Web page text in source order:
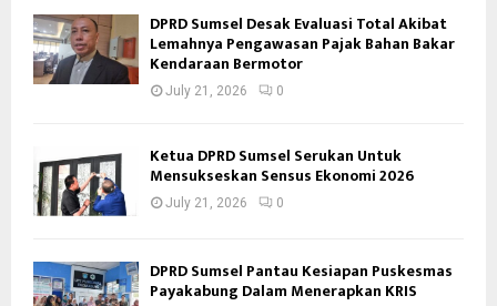
DPRD Sumsel Desak Evaluasi Total Akibat
Lemahnya Pengawasan Pajak Bahan Bakar
Kendaraan Bermotor
July 21, 2026 0
Ketua DPRD Sumsel Serukan Untuk
Mensukseskan Sensus Ekonomi 2026
July 21, 2026 0
DPRD Sumsel Pantau Kesiapan Puskesmas
Payakabung Dalam Menerapkan KRIS